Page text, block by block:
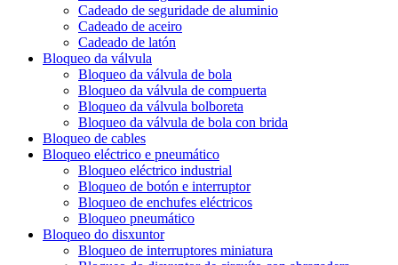
Cadeado de seguridade de aluminio
Cadeado de aceiro
Cadeado de latón
Bloqueo da válvula
Bloqueo da válvula de bola
Bloqueo da válvula de compuerta
Bloqueo da válvula bolboreta
Bloqueo da válvula de bola con brida
Bloqueo de cables
Bloqueo eléctrico e pneumático
Bloqueo eléctrico industrial
Bloqueo de botón e interruptor
Bloqueo de enchufes eléctricos
Bloqueo pneumático
Bloqueo do disxuntor
Bloqueo de interruptores miniatura